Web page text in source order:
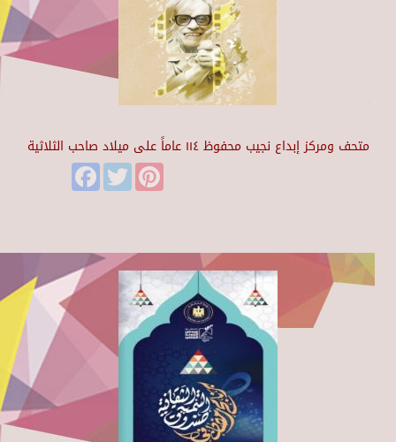
متحف ومركز إبداع نجيب محفوظ ١١٤ عاماً على ميلاد صاحب الثلاثية
FacebookTwitter